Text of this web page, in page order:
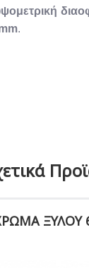
.
ΞΥΛΟΥ